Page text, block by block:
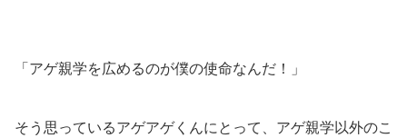
「アゲ親学を広めるのが僕の使命なんだ！」
そう思っているアゲアゲくんにとって、アゲ親学以外のこ